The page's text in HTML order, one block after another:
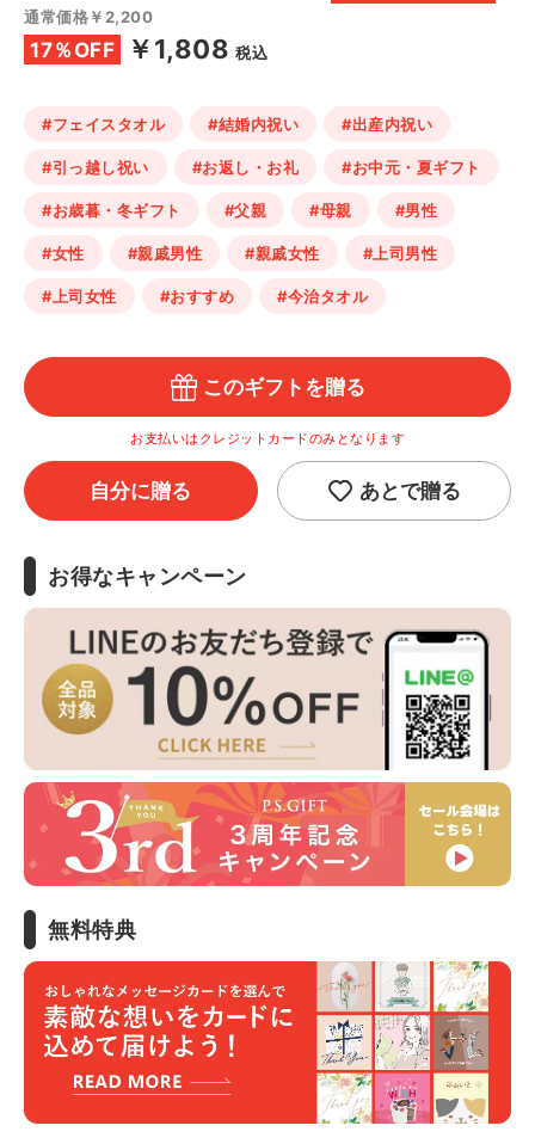
通常価格￥2,200
17％OFF ￥1,808 税込
#フェイスタオル #結婚内祝い #出産内祝い
#引っ越し祝い #お返し・お礼 #お中元・夏ギフト
#お歳暮・冬ギフト #父親 #母親 #男性
#女性 #親戚男性 #親戚女性 #上司男性
#上司女性 #おすすめ #今治タオル
このギフトを贈る
お支払いはクレジットカードのみとなります
自分に贈る あとで贈る
お得なキャンペーン
無料特典